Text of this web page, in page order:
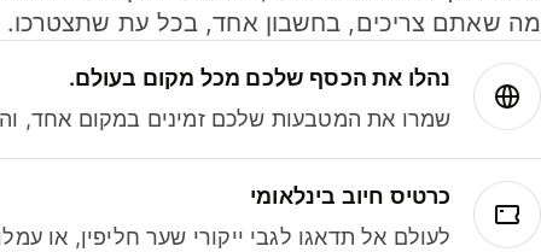
מה שאתם צריכים, בחשבון אחד, בכל עת שתצטרכו.
נהלו את הכסף שלכם מכל מקום בעולם.
שמרו את המטבעות שלכם זמינים במקום אחד,
כרטיס חיוב בינלאומי
לעולם אל תדאגו לגבי ייקורי שער חליפין, או